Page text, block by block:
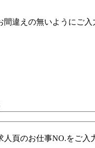
間違えの無いようにご入
人頁のお仕事NO.をご入